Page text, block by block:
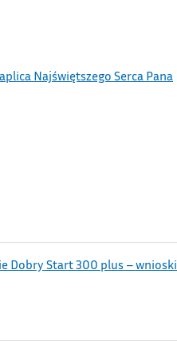
Najświętszego Serca Pana
Dobry Start 300 plus – wnioski